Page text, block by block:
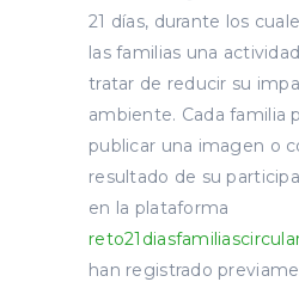
21 días, durante los
las familias una
tratar de reducir su
ambiente. Cada familia
publicar una imagen o
resultado de su
en la plataforma
han registrado